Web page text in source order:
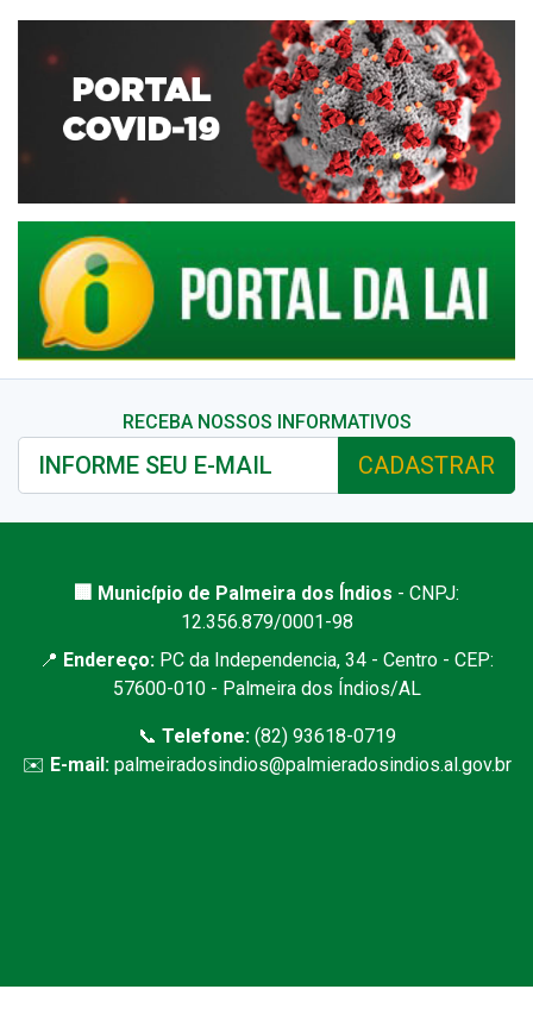
RECEBA NOSSOS INFORMATIVOS
CADASTRAR
🏢 Município de Palmeira dos Índios - CNPJ:
12.356.879/0001-98
📍 Endereço: PC da Independencia, 34 - Centro - CEP:
57600-010 - Palmeira dos Índios/AL
📞 Telefone:(82) 93618-0719
✉️ E-mail: palmeiradosindios@palmieradosindios.al.gov.br